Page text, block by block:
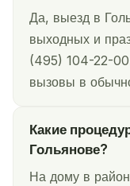
Да, выезд в
выходных и
(495) 104-22-
вызовы в
Какие
Гольянове?
На дому в